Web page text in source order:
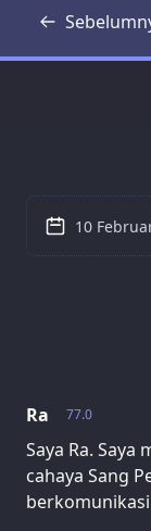
Transkrip
77.0
Ra
Saya Ra.
cahaya Sang
10